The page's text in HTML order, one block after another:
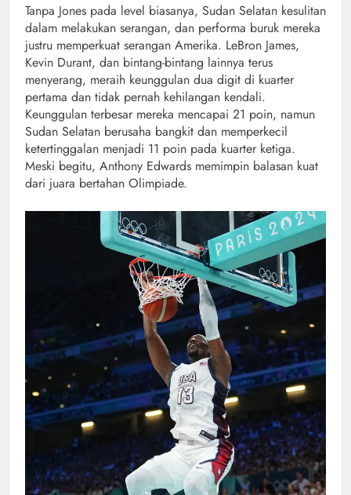
Tanpa Jones pada level biasanya, Sudan Selatan kesulitan
dalam melakukan serangan, dan performa buruk mereka
justru memperkuat serangan Amerika. LeBron James,
Kevin Durant, dan bintang-bintang lainnya terus
menyerang, meraih keunggulan dua digit di kuarter
pertama dan tidak pernah kehilangan kendali.
Keunggulan terbesar mereka mencapai 21 poin, namun
Sudan Selatan berusaha bangkit dan memperkecil
ketertinggalan menjadi 11 poin pada kuarter ketiga.
Meski begitu, Anthony Edwards memimpin balasan kuat
dari juara bertahan Olimpiade.